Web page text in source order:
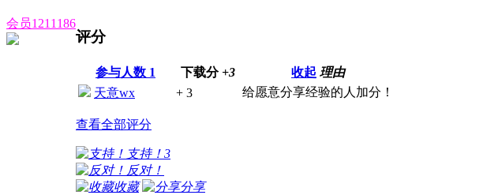
会员1211186
评分
参与人数 1 下载分 +3 收起 理由
天意wx
+ 3 给愿意分享经验的人加分！
查看全部评分
支持！ 3
反对！
收藏
分享